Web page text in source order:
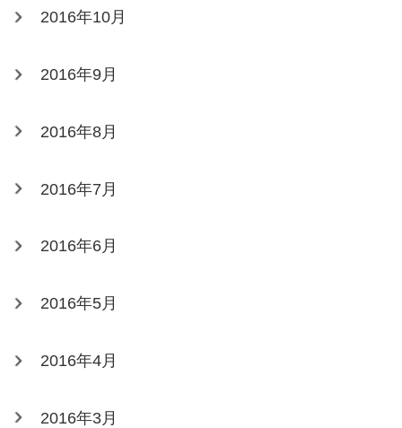
2016年10月
2016年9月
2016年8月
2016年7月
2016年6月
2016年5月
2016年4月
2016年3月